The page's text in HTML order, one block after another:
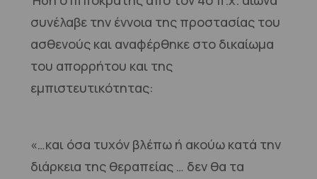
συνέλαβε την έννοια της προστασίας του
ασθενούς και αναφέρθηκε στο δικαίωμα
του απορρήτου και της
εμπιστευτικότητας:
«…και όσα τυχόν βλέπω ή ακούω κατά την
διάρκεια της θεραπείας … δεν θα τα